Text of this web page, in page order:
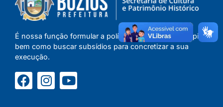
É nossa função formular a política cultural do Município,
bem como buscar subsídios para concretizar a sua
execução.